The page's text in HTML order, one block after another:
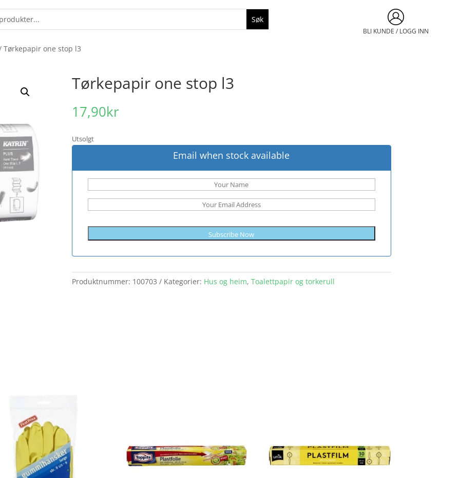
BLI KUNDE / LOGG INN
Tørkepapir one stop l3
Tørkepapir one stop l3
17,90kr
Utsolgt
Email when stock available
Subscribe Now
Produktnummer: 100703 Kategorier: Hus og heim,Toalettpapir og torkerull